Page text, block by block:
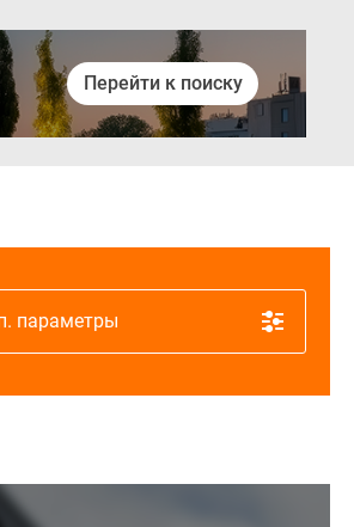
Перейти к поиску
параметры